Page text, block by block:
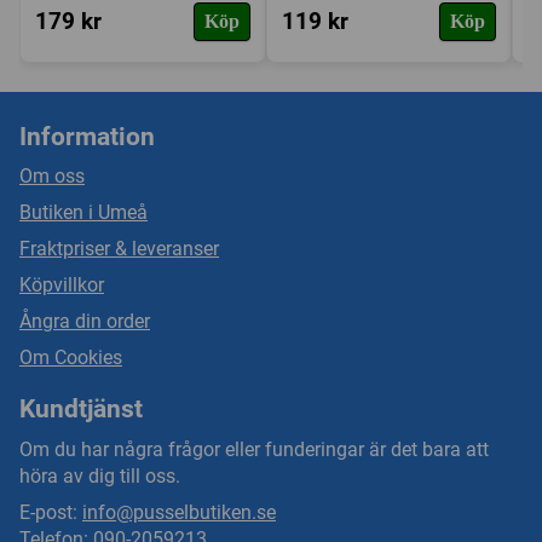
179 kr Köp 119 kr Köp
Information
Om oss
Butiken i Umeå
Fraktpriser & leveranser
Köpvillkor
Ångra din order
Om Cookies
Kundtjänst
Om du har några frågor eller funderingar är det bara att
höra av dig till oss.
E-post: info@pusselbutiken.se